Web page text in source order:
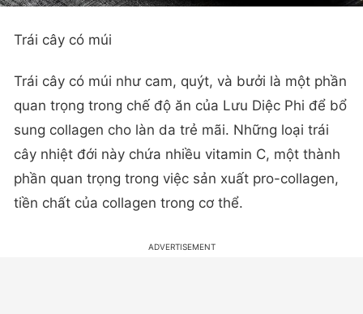
Trái cây có múi
Trái cây có múi như cam, quýt, và bưởi là một phần
quan trọng trong chế độ ăn của Lưu Diệc Phi để bổ
sung collagen cho làn da trẻ mãi. Những loại trái
cây nhiệt đới này chứa nhiều vitamin C, một thành
phần quan trọng trong việc sản xuất pro-collagen,
tiền chất của collagen trong cơ thể.